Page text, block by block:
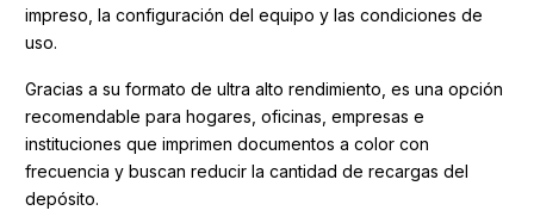
impreso, la configuración del equipo y las condiciones de
uso.
Gracias a su formato de ultra alto rendimiento, es una opción
recomendable para hogares, oficinas, empresas e
instituciones que imprimen documentos a color con
frecuencia y buscan reducir la cantidad de recargas del
depósito.